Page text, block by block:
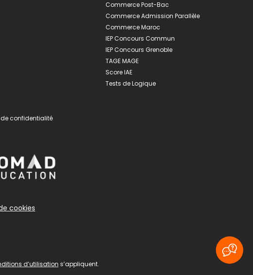
Commerce Post-Bac
Commerce Admission Parallèle
Commerce Maroc
IEP Concours Commun
IEP Concours Grenoble
TAGE MAGE
Score IAE
Tests de Logique
de confidentialité
cookies
d’utilisation s’appliquent.